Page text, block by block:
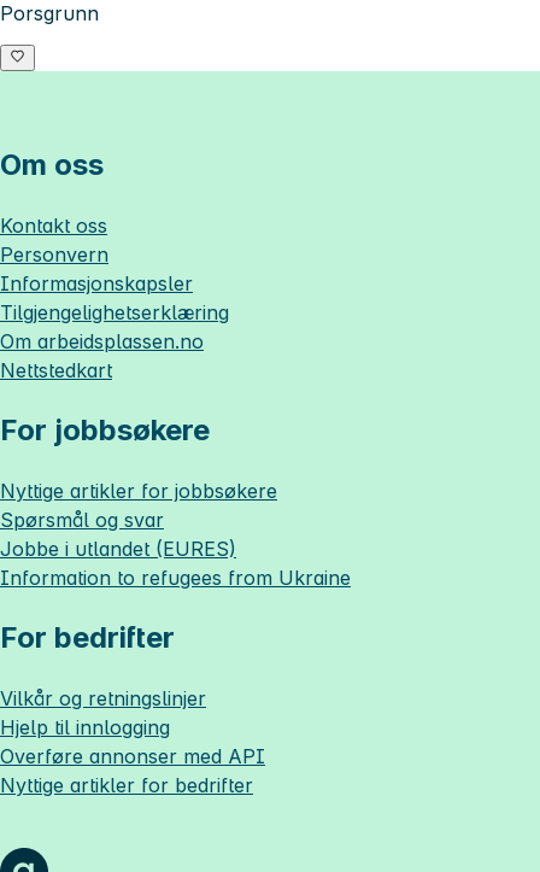
Porsgrunn
Om oss
Kontakt oss
Personvern
Informasjonskapsler
Tilgjengelighetserklæring
Om arbeidsplassen.no
Nettstedkart
For jobbsøkere
Nyttige artikler for jobbsøkere
Spørsmål og svar
Jobbe i utlandet (EURES)
Information to refugees from Ukraine
For bedrifter
Vilkår og retningslinjer
Hjelp til innlogging
Overføre annonser med API
Nyttige artikler for bedrifter